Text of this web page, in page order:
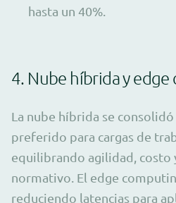
hasta un 40%.
4. Nube híbrida y
La nube híbrida se
preferido para cargas de
equilibrando agilidad, costo
normativo. El edge
reduciendo latencias para